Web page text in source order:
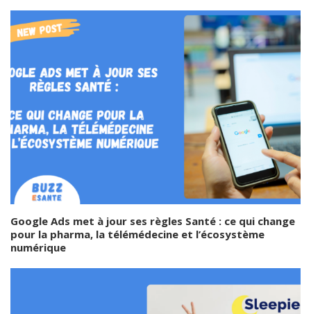
Google Ads met à jour ses règles Santé : ce qui change
pour la pharma, la télémédecine et l’écosystème
numérique